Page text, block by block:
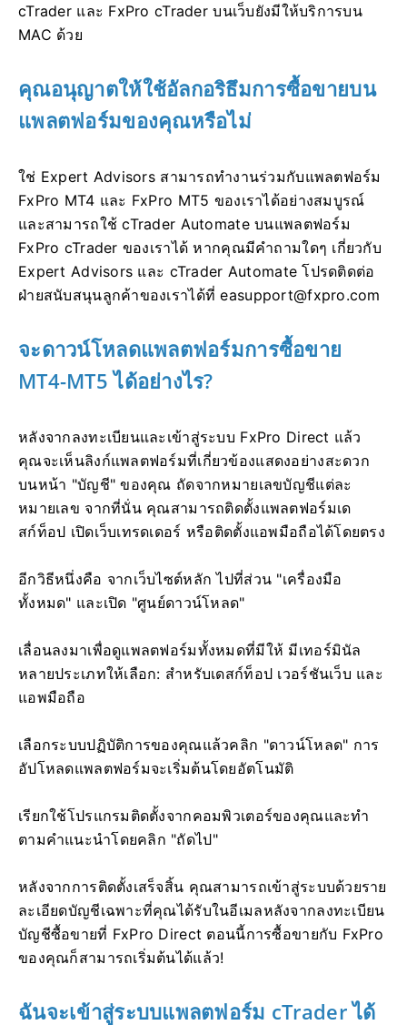
cTrader และ FxPro cTrader บนเว็บยังมีให้บริการบน
MAC ด้วย
คุณอนุญาตให้ใช้อัลกอริธึมการซื้อขายบน
แพลตฟอร์มของคุณหรือไม่
ใช่ Expert Advisors สามารถทำงานร่วมกับแพลตฟอร์ม
FxPro MT4 และ FxPro MT5 ของเราได้อย่างสมบูรณ์
และสามารถใช้ cTrader Automate บนแพลตฟอร์ม
FxPro cTrader ของเราได้ หากคุณมีคำถามใดๆ เกี่ยวกับ
Expert Advisors และ cTrader Automate โปรดติดต่อ
ฝ่ายสนับสนุนลูกค้าของเราได้ที่easupport@fxpro.com
จะดาวน์โหลดแพลตฟอร์มการซื้อขาย
MT4-MT5 ได้อย่างไร?
หลังจากลงทะเบียนและเข้าสู่ระบบ FxPro Direct แล้ว
คุณจะเห็นลิงก์แพลตฟอร์มที่เกี่ยวข้องแสดงอย่างสะดวก
บนหน้า "บัญชี" ของคุณ ถัดจากหมายเลขบัญชีแต่ละ
หมายเลข จากที่นั่น คุณสามารถติดตั้งแพลตฟอร์มเด
สก์ท็อป เปิดเว็บเทรดเดอร์ หรือติดตั้งแอพมือถือได้โดยตรง
อีกวิธีหนึ่งคือ จากเว็บไซต์หลัก ไปที่ส่วน "เครื่องมือ
ทั้งหมด" และเปิด "ศูนย์ดาวน์โหลด"
เลื่อนลงมาเพื่อดูแพลตฟอร์มทั้งหมดที่มีให้ มีเทอร์มินัล
หลายประเภทให้เลือก: สำหรับเดสก์ท็อป เวอร์ชันเว็บ และ
แอพมือถือ
เลือกระบบปฏิบัติการของคุณแล้วคลิก "ดาวน์โหลด" การ
อัปโหลดแพลตฟอร์มจะเริ่มต้นโดยอัตโนมัติ
เรียกใช้โปรแกรมติดตั้งจากคอมพิวเตอร์ของคุณและทำ
ตามคำแนะนำโดยคลิก "ถัดไป"
หลังจากการติดตั้งเสร็จสิ้น คุณสามารถเข้าสู่ระบบด้วยราย
ละเอียดบัญชีเฉพาะที่คุณได้รับในอีเมลหลังจากลงทะเบียน
บัญชีซื้อขายที่ FxPro Direct ตอนนี้การซื้อขายกับ FxPro
ของคุณก็สามารถเริ่มต้นได้แล้ว!
ฉันจะเข้าสู่ระบบแพลตฟอร์ม cTrader ได้